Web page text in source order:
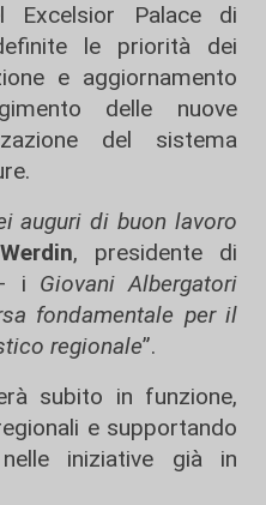
Excelsior Palace di
le priorità dei
e aggiornamento
delle nuove
del sistema
auguri di buon lavoro
, presidente di
i Giovani Albergatori
fondamentale per il
regionale”.
subito in funzione,
e supportando
iniziative già in